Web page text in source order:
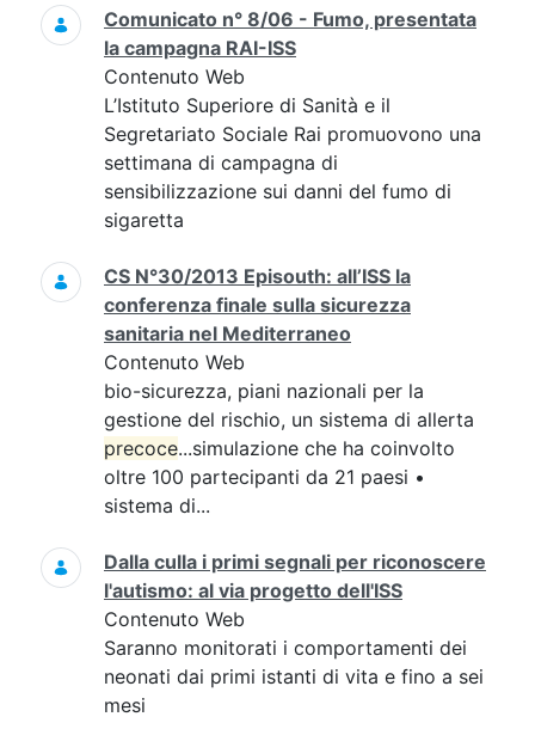
Comunicato n° 8/06 - Fumo, presentata
la campagna RAI-ISS
Contenuto Web
L’Istituto Superiore di Sanità e il
Segretariato Sociale Rai promuovono una
settimana di campagna di
sensibilizzazione sui danni del fumo di
sigaretta
CS N°30/2013 Episouth: all’ISS la
conferenza finale sulla sicurezza
sanitaria nel Mediterraneo
Contenuto Web
bio-sicurezza, piani nazionali per la
gestione del rischio, un sistema di allerta
precoce...simulazione che ha coinvolto
oltre 100 partecipanti da 21 paesi •
sistema di...
Dalla culla i primi segnali per riconoscere
l'autismo: al via progetto dell'ISS
Contenuto Web
Saranno monitorati i comportamenti dei
neonati dai primi istanti di vita e fino a sei
mesi